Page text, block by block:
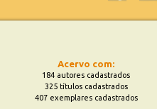
Acervo com:
184 autores cadastrados
325 títulos cadastrados
407 exemplares cadastrados